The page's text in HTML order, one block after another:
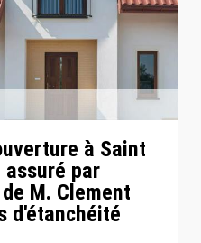
à Saint
par
M. Clement
d'étanchéité